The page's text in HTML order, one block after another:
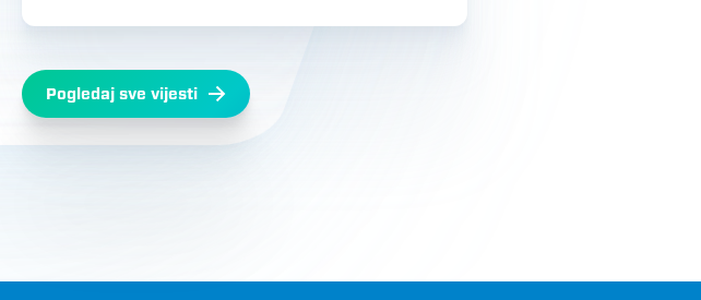
Pogledaj sve vijesti